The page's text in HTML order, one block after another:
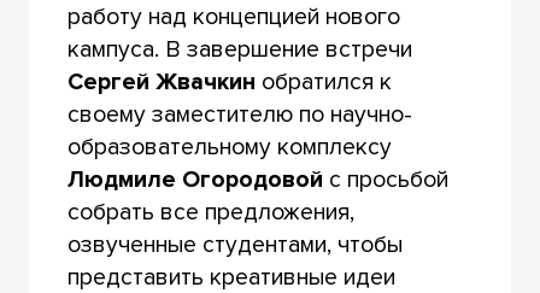
работу над концепцией нового
кампуса. В завершение встречи
Сергей Жвачкин обратился к
своему заместителю по научно-
образовательному комплексу
Людмиле Огородовой с просьбой
собрать все предложения,
озвученные студентами, чтобы
представить креативные идеи